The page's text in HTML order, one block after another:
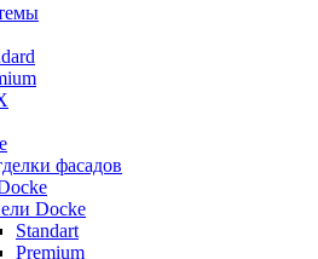
фасадов
Docke
Standart
Premium